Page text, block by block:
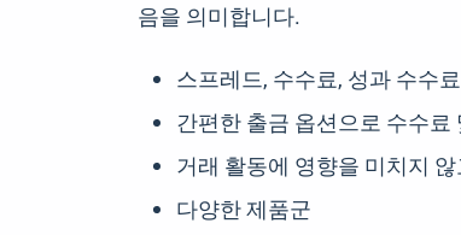
음을 의미합니다.
스프레드, 수수료, 성과 수수
간편한 출금 옵션으로 수수
거래 활동에 영향을 미치지
다양한 제품군